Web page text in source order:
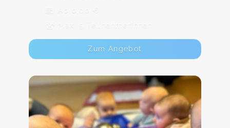
Ab 0,00 €
Max. 5 TeilnehmerInnen
Zum Angebot